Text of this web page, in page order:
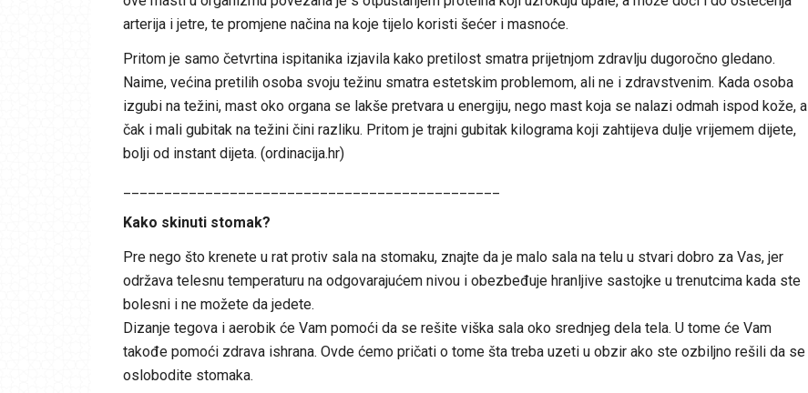
arterija i jetre, te promjene načina na koje tijelo koristi šećer i masnoće.
Pritom je samo četvrtina ispitanika izjavila kako pretilost smatra prijetnjom zdravlju dugoročno gledano.
Naime, većina pretilih osoba svoju težinu smatra estetskim problemom, ali ne i zdravstvenim. Kada osoba
izgubi na težini, mast oko organa se lakše pretvara u energiju, nego mast koja se nalazi odmah ispod kože, a
čak i mali gubitak na težini čini razliku. Pritom je trajni gubitak kilograma koji zahtijeva dulje vrijemem dijete,
bolji od instant dijeta. (ordinacija.hr)
Kako skinuti stomak?
Pre nego što krenete u rat protiv sala na stomaku, znajte da je malo sala na telu u stvari dobro za Vas, jer
održava telesnu temperaturu na odgovarajućem nivou i obezbeđuje hranljive sastojke u trenutcima kada ste
bolesni i ne možete da jedete.
Dizanje tegova i aerobik će Vam pomoći da se rešite viška sala oko srednjeg dela tela. U tome će Vam
takođe pomoći zdrava ishrana. Ovde ćemo pričati o tome šta treba uzeti u obzir ako ste ozbiljno rešili da se
oslobodite stomaka.